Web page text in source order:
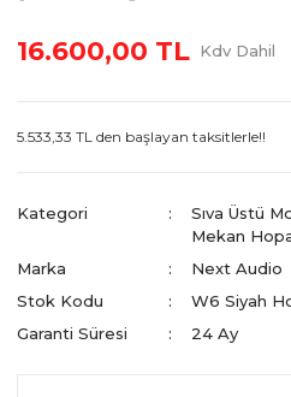
16.600,00 TL Kdv Dahil
5.533,33 TL den başlayan taksitlerle!!
Kategori Sıva Üstü
Mekan
Marka
Next Audio
Stok Kodu
W6 Siyah
Garanti Süresi
24 Ay